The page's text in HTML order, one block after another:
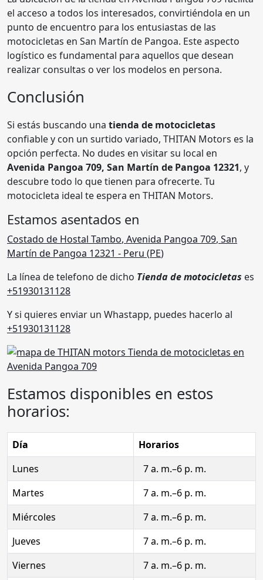
el acceso a todos los interesados, convirtiéndola en un
punto de encuentro para los entusiastas de las
motocicletas en San Martín de Pangoa. Este aspecto
logístico es fundamental para aquellos que desean
realizar consultas o ver los modelos en persona.
Conclusión
Si estás buscando una tienda de motocicletas
confiable y con un surtido variado, THITAN Motors es la
opción perfecta. No dudes en visitar su local en
Avenida Pangoa 709, San Martín de Pangoa 12321, y
descubre todo lo que tienen para ofrecerte. Tu
motocicleta ideal te espera en THITAN Motors.
Estamos asentados en
Costado de Hostal Tambo, Avenida Pangoa 709, San
Martín de Pangoa 12321 - Peru (PE)
La línea de telefono de dicho Tienda de motocicletas es
+51930131128
Y si quieres enviar un Whastapp, puedes hacerlo al
+51930131128
Estamos disponibles en estos
horarios:
Día
Horarios
Lunes
7 a. m.–6 p. m.
Martes
7 a. m.–6 p. m.
Miércoles
7 a. m.–6 p. m.
Jueves
7 a. m.–6 p. m.
Viernes
7 a. m.–6 p. m.